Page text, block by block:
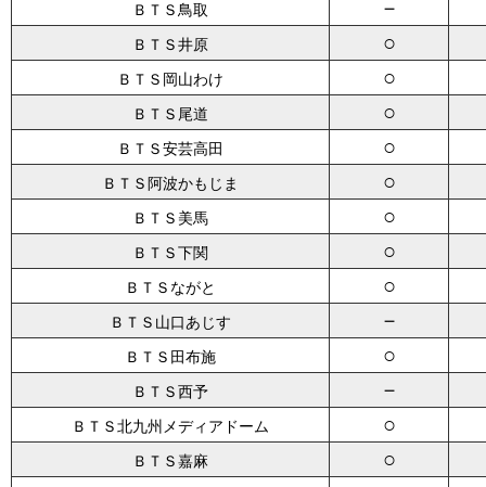
ＢＴＳ鳥取 －
ＢＴＳ井原 ○
ＢＴＳ岡山わけ ○
ＢＴＳ尾道 ○
ＢＴＳ安芸高田 ○
ＢＴＳ阿波かもじま ○
ＢＴＳ美馬 ○
ＢＴＳ下関 ○
ＢＴＳながと ○
ＢＴＳ山口あじす －
ＢＴＳ田布施 ○
ＢＴＳ西予 －
ＢＴＳ北九州メディアドーム ○
ＢＴＳ嘉麻 ○